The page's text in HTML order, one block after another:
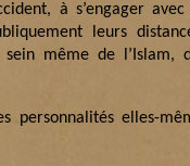
à s’engager
leurs
même de l’Islam,
personnalités elles-